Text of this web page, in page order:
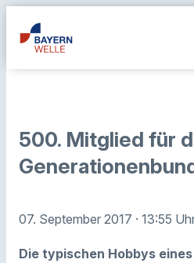
500. Mitglied für
07. September 2017 · 13:55
Die typischen Hobbys